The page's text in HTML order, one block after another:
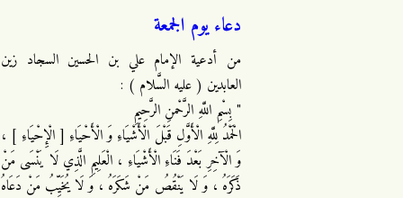
دعاء يوم الجمعة
من أدعية الإمام علي بن الحسين السجاد زين
العابدين ( عليه السَّلام ) :
" بِسْمِ اللَّهِ الرَّحْمنِ الرَّحِيمِ
الْحَمْدُ لِلَّهِ الْأَوَّلِ قَبْلَ الْأَشْيَاءِ وَ الْأَحْيَاءِ [ الْإِحْيَاءِ ] ،
وَ الْآخِرِ بَعْدَ فَنَاءِ الْأَشْيَاءِ ، الْعَلِيمِ الَّذِي لَا يَنْسَى مَنْ
ذَكَرَهُ ، وَ لَا يَنْقُصُ مَنْ شَكَرَهُ ، وَ لَا يُخَيِّبُ مَنْ دَعَاهُ